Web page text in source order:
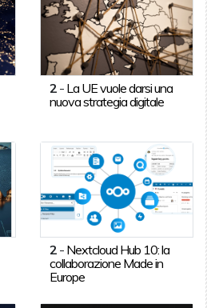
2 - La UE vuole darsi una
nuova strategia digitale
2 - Nextcloud Hub 10: la
collaborazione Made in
Europe